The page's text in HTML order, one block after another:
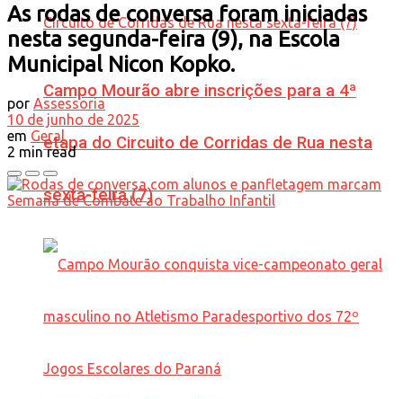
Campo Mourão abre inscrições para a 4ª
etapa do Circuito de Corridas de Rua nesta
sexta-feira (7)
As rodas de conversa foram iniciadas
nesta segunda-feira (9), na Escola
Municipal Nicon Kopko.
por Assessoria
10 de junho de 2025
em Geral
2 min read